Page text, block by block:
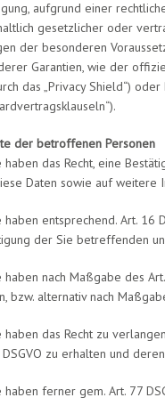
aufgrund einer
gesetzlicher oder
der besonderen
Garantien, wie der
das „Privacy Shield“)
der betroffenen Personen
haben das Recht, eine
Daten sowie auf weitere
haben entsprechend. Art.
der Sie betreffenden
haben nach Maßgabe des
bzw. alternativ nach
haben das Recht zu
DSGVO zu erhalten und
haben ferner gem. Art. 77